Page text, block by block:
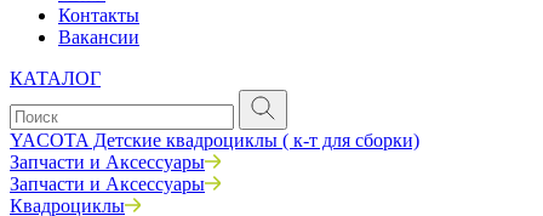
Контакты
Вакансии
КАТАЛОГ
YACOTA Детские квадроциклы ( к-т для сборки)
Запчасти и Аксессуары
Запчасти и Аксессуары
Квадроциклы